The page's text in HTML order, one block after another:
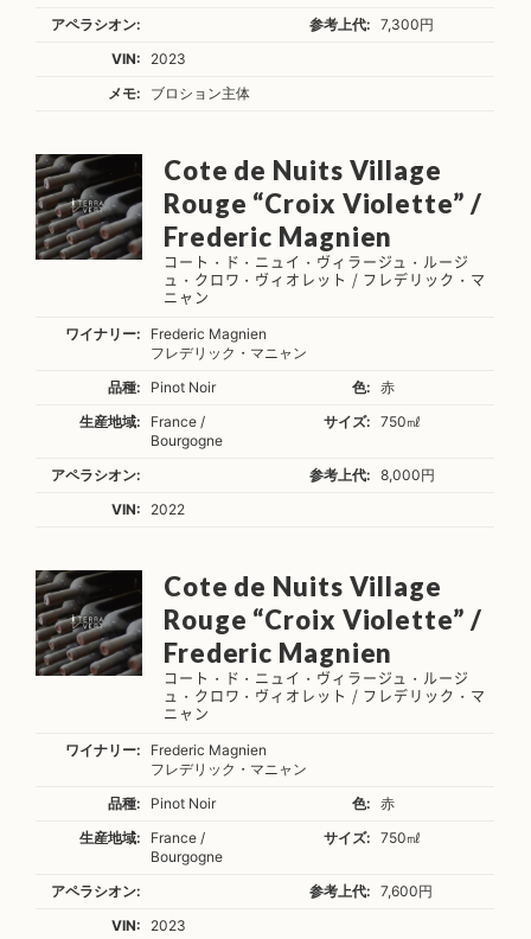
アペラシオン: 参考上代:
7,300円
VIN:
2023
メモ:
ブロション主体
Cote de Nuits Village
Rouge “Croix Violette” /
Frederic Magnien
コート・ド・ニュイ・ヴィラージュ・ルージ
ュ・クロワ・ヴィオレット / フレデリック・マ
ニャン
ワイナリー:
Frederic Magnien
フレデリック・マニャン
品種:
Pinot Noir 色:
赤
生産地域:
France /
Bourgogne
サイズ: 750㎖
アペラシオン: 参考上代:
8,000円
VIN:
2022
Cote de Nuits Village
Rouge “Croix Violette” /
Frederic Magnien
コート・ド・ニュイ・ヴィラージュ・ルージ
ュ・クロワ・ヴィオレット / フレデリック・マ
ニャン
ワイナリー:
Frederic Magnien
フレデリック・マニャン
品種:
Pinot Noir 色:
赤
生産地域:
France /
Bourgogne
サイズ: 750㎖
アペラシオン: 参考上代:
7,600円
VIN:
2023